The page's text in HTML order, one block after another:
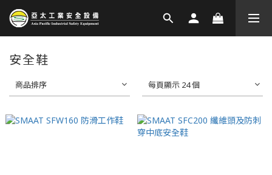
安全鞋
商品排序 每頁顯示 24 個